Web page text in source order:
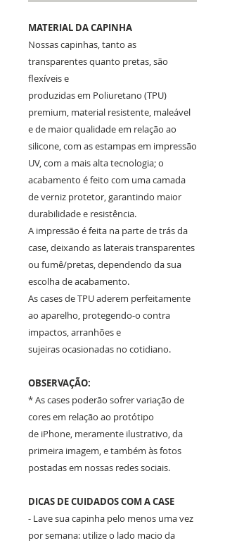
MATERIAL DA CAPINHA
Nossas capinhas, tanto as
transparentes quanto pretas, são
flexíveis e
produzidas em Poliuretano (TPU)
premium, material resistente, maleável
e de maior qualidade em relação ao
silicone, com as estampas em impressão
UV, com a mais alta tecnologia; o
acabamento é feito com uma camada
de verniz protetor, garantindo maior
durabilidade e resistência.
A impressão é feita na parte de trás da
case, deixando as laterais transparentes
ou fumê/pretas, dependendo da sua
escolha de acabamento.
As cases de TPU aderem perfeitamente
ao aparelho, protegendo-o contra
impactos, arranhões e
sujeiras ocasionadas no cotidiano.
OBSERVAÇÃO:
* As cases poderão sofrer variação de
cores em relação ao protótipo
de iPhone, meramente ilustrativo, da
primeira imagem, e também às fotos
postadas em nossas redes sociais.
DICAS DE CUIDADOS COM A CASE
- Lave sua capinha pelo menos uma vez
por semana: utilize o lado macio da